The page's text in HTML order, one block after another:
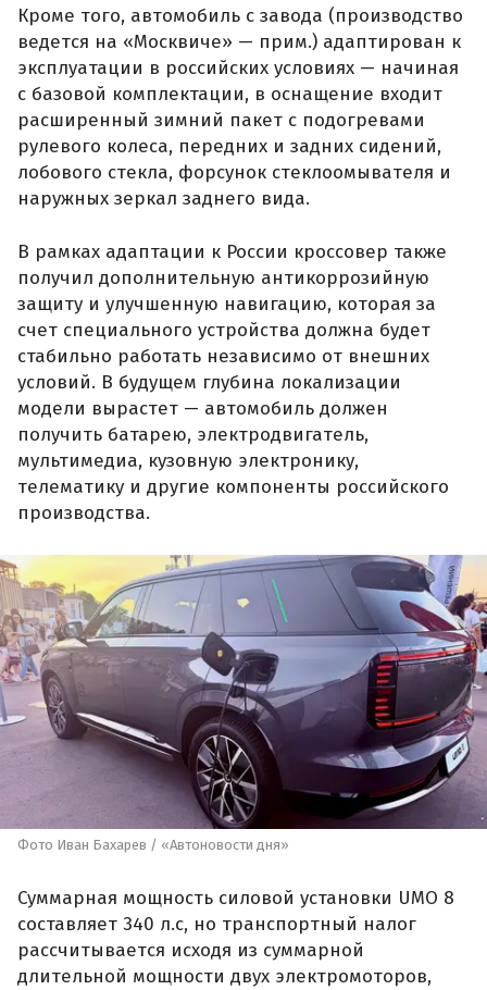
Кроме того, автомобиль с завода (производство
ведется на «Москвиче» — прим.) адаптирован к
эксплуатации в российских условиях — начиная
с базовой комплектации, в оснащение входит
расширенный зимний пакет с подогревами
рулевого колеса, передних и задних сидений,
лобового стекла, форсунок стеклоомывателя и
наружных зеркал заднего вида.
В рамках адаптации к России кроссовер также
получил дополнительную антикоррозийную
защиту и улучшенную навигацию, которая за
счет специального устройства должна будет
стабильно работать независимо от внешних
условий. В будущем глубина локализации
модели вырастет — автомобиль должен
получить батарею, электродвигатель,
мультимедиа, кузовную электронику,
телематику и другие компоненты российского
производства.
Фото Иван Бахарев / «Автоновости дня»
Суммарная мощность силовой установки UMO 8
составляет 340 л.с, но транспортный налог
рассчитывается исходя из суммарной
длительной мощности двух электромоторов,